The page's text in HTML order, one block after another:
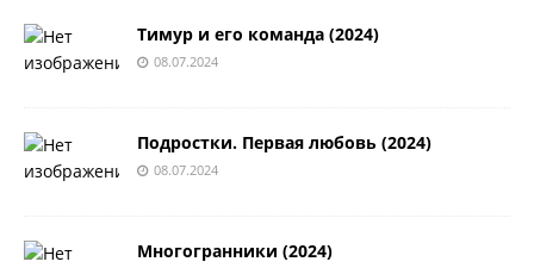
Тимур и его команда (2024)
08.07.2024
Подростки. Первая любовь (2024)
08.07.2024
Многогранники (2024)